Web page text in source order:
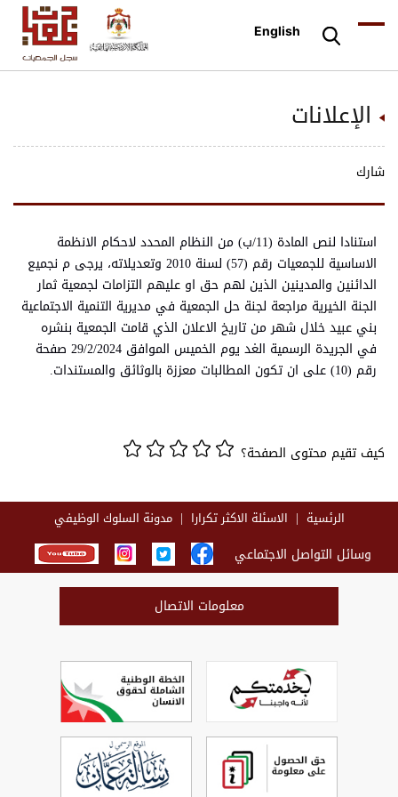
English
الإعلانات
شارك
استنادا لنص المادة (11/ب) من النظام المحدد لاحكام الانظمة
الاساسية للجمعيات رقم (57) لسنة 2010 وتعديلاته، يرجى م نجميع
الدائنين والمدينين الذين لهم حق او عليهم التزامات لجمعية ثمار
الجنة الخيرية مراجعة لجنة حل الجمعية في مديرية التنمية الاجتماعية
بني عبيد خلال شهر من تاريخ الاعلان الذي قامت الجمعية بنشره
في الجريدة الرسمية الغد يوم الخميس الموافق 29/2/2024 صفحة
رقم (10) على ان تكون المطالبات معززة بالوثائق والمستندات.
كيف تقيم محتوى الصفحة؟
الرئسية الاسئلة الاكثر تكرارا مدونة السلوك الوظيفي
وسائل التواصل الاجتماعي
معلومات الاتصال